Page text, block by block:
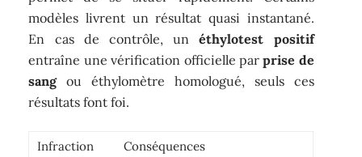
modèles livrent un résultat quasi instantané.
En cas de contrôle, unéthylotest positif
entraîne une vérification officielle parprise de
sangou éthylomètre homologué, seuls ces
résultats font foi.
Infraction
Conséquences